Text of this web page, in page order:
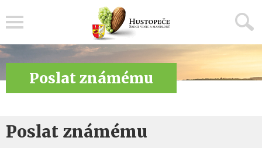
Poslat známému
Poslat známému